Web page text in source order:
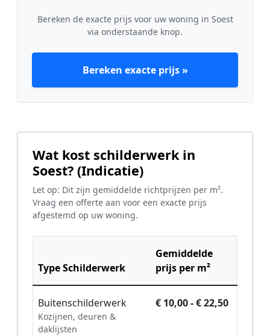
Bereken de exacte prijs voor uw woning in Soest
via onderstaande knop.
Bereken exacte prijs »
Wat kost schilderwerk in
Soest? (Indicatie)
Let op: Dit zijn gemiddelde richtprijzen per m².
Vraag een offerte aan voor een exacte prijs
afgestemd op uw woning.
Type Schilderwerk
Gemiddelde
prijs per m²
Buitenschilderwerk
Kozijnen, deuren &
daklijsten
€ 10,00 - € 22,50